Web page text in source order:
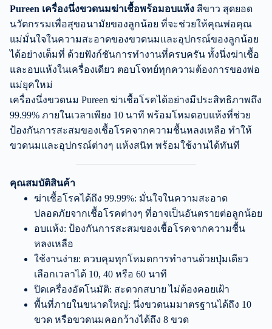
Pureen เครื่องนึ่งขวดนมฆ่าเชื้อพร้อมอบแห้ง สีขาว สุดยอด
นวัตกรรมเพื่อสุขอนามัยของลูกน้อย ที่จะช่วยให้คุณพ่อคุณ
แม่มั่นใจในความสะอาดของขวดนมและอุปกรณ์ของลูกน้อย
ได้อย่างเต็มที่ ด้วยฟังก์ชันการทำงานที่ครบครัน ทั้งนึ่งฆ่าเชื้อ
และอบแห้งในเครื่องเดียว ตอบโจทย์ทุกความต้องการของพ่อ
แม่ยุคใหม่
เครื่องนึ่งขวดนม Pureen ฆ่าเชื้อโรคได้อย่างมีประสิทธิภาพถึง
99.99% ภายในเวลาเพียง 10 นาที พร้อมโหมดอบแห้งที่ช่วย
ป้องกันการสะสมของเชื้อโรคจากความชื้นหลงเหลือ ทำให้
ขวดนมและอุปกรณ์ต่างๆ แห้งสนิท พร้อมใช้งานได้ทันที
คุณสมบัติสินค้า
ฆ่าเชื้อโรคได้ถึง 99.99%: มั่นใจในความสะอาด
ปลอดภัยจากเชื้อโรคต่างๆ ที่อาจเป็นอันตรายต่อลูกน้อย
อบแห้ง: ป้องกันการสะสมของเชื้อโรคจากความชื้น
หลงเหลือ
ใช้งานง่าย: ควบคุมทุกโหมดการทำงานด้วยปุ่มเดียว
เลือกเวลาได้ 10, 40 หรือ 60 นาที
ปิดเครื่องอัตโนมัติ: สะดวกสบาย ไม่ต้องคอยเฝ้า
พื้นที่ภายในขนาดใหญ่: นึ่งขวดนมมาตรฐานได้ถึง 10
ขวด หรือขวดนมคอกว้างได้ถึง 8 ขวด